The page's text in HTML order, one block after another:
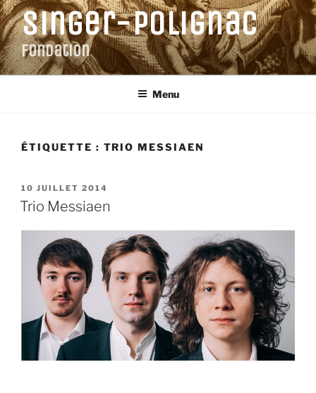
Aller
au
contenu
principal
Singer-Polignac
Fondation
Menu
ÉTIQUETTE : TRIO MESSIAEN
PUBLIÉ
LE
10 JUILLET 2014
Trio Messiaen